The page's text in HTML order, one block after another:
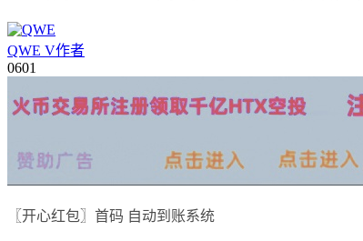
QWE V作者
0601
〖开心红包〗首码 自动到账系统